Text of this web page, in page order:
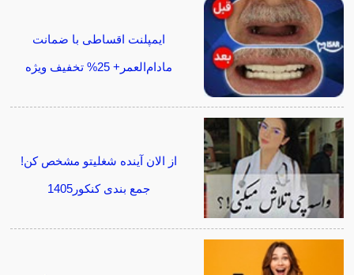
ایمپلنت اقساطی با ضمانت
مادام‌العمر+ 25% تخفیف ویژه
از الان آینده شغلیتو مشخص کن!
جمع بندی کنکور1405